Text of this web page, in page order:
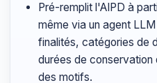
Pré-remplit l'AIPD à
même via un agent
finalités, catégories de
durées de
des motifs.